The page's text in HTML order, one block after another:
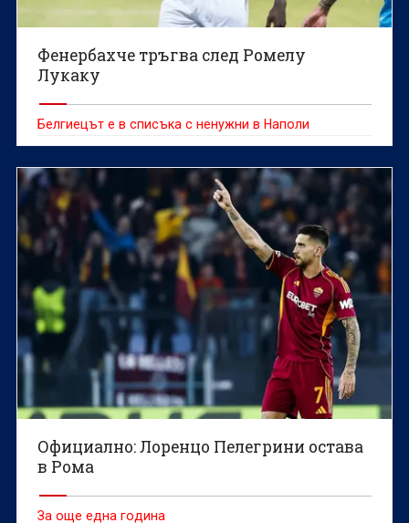
Фенербахче тръгва след Ромелу
Лукаку
Белгиецът е в списъка с ненужни в Наполи
Официално: Лоренцо Пелегрини остава
в Рома
За още една година